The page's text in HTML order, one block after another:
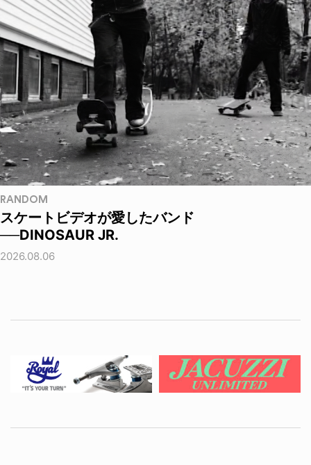
RANDOM
スケートビデオが愛したバンド
──DINOSAUR JR.
2026.08.06